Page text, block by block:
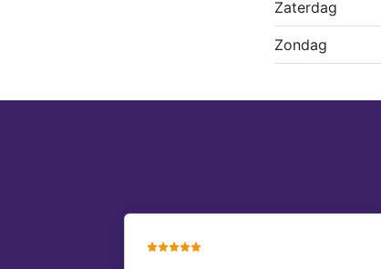
Zaterdag
Zondag